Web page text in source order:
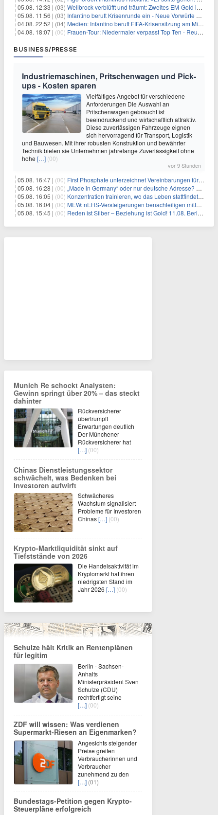
05.08. 12:33 | (03) Wellbrock verblüfft und träumt: Zweites EM-Gold in Paris
05.08. 11:56 | (03) Infantino beruft Krisenrunde ein - Neue Vorwürfe gegen FIFA
04.08. 22:52 | (04) Medien: Infantino beruft FIFA-Krisensitzung am Mittwoch ein
04.08. 18:07 | (00) Frauen-Tour: Niedermaier verpasst Top Ten - Reusser siegt
BUSINESS/PRESSE
Industriemaschinen, Pritschenwagen und Pick-
ups - Kosten sparen
Vielfältiges Angebot für verschiedene
Anforderungen Die Auswahl an
Pritschenwagen gebraucht ist
beeindruckend und wirtschaftlich attraktiv.
Diese zuverlässigen Fahrzeuge eignen
sich hervorragend für Transport, Logistik
und Bauwesen. Mit ihrer robusten Konstruktion und bewährter
Technik bieten sie Unternehmen jahrelange Zuverlässigkeit ohne
hohe […] (00)
vor 9 Stunden
05.08. 16:47 | (00) First Phosphate unterzeichnet Vereinbarungen für nicht zu refundierende Zuwendungen in Höhe von 4,84 Mio. $ von der kanadischen Regierung für Straßeninfrastruktur und Stromübertragungsleitungen
05.08. 16:28 | (00) „Made in Germany“ oder nur deutsche Adresse? So erkennen Sie, wo Ihre Leiterplatten wirklich gefertigt werden
05.08. 16:05 | (00) Konzentration trainieren, wo das Leben stattfindet: Mobile EEG-Technologie bringt Neurofeedback in den Alltag
05.08. 16:04 | (00) MEW: nEHS-Versteigerungen benachteiligen mittelständische Unternehmen
05.08. 15:45 | (00) Reden ist Silber – Beziehung ist Gold! 11.08. Berlin – 18:30 Uhr
Munich Re schockt Analysten:
Gewinn springt über 20% – das steckt
dahinter
Rückversicherer
übertrumpft
Erwartungen deutlich
Der Münchener
Rückversicherer hat
[…] (00)
Chinas Dienstleistungssektor
schwächelt, was Bedenken bei
Investoren aufwirft
Schwächeres
Wachstum signalisiert
Probleme für Investoren
Chinas[…] (00)
Krypto-Marktliquidität sinkt auf
Tiefststände von 2026
Die Handelsaktivität im
Kryptomarkt hat ihren
niedrigsten Stand im
Jahr 2026 […] (00)
Schulze hält Kritik an Rentenplänen
für legitim
Berlin - Sachsen-
Anhalts
Ministerpräsident Sven
Schulze (CDU)
rechtfertigt seine
[…] (00)
ZDF will wissen: Was verdienen
Supermarkt-Riesen an Eigenmarken?
Angesichts steigender
Preise greifen
Verbraucherinnen und
Verbraucher
zunehmend zu den
[…] (01)
Bundestags-Petition gegen Krypto-
Steuerpläne erfolgreich